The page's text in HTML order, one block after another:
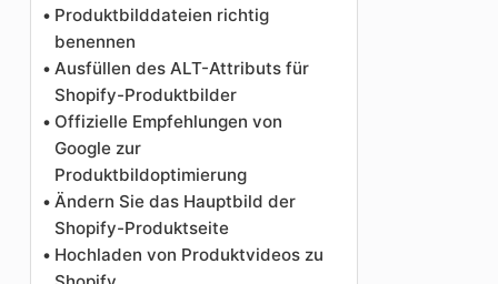
Produktbilddateien richtig
benennen
Ausfüllen des ALT-Attributs für
Shopify-Produktbilder
Offizielle Empfehlungen von
Google zur
Produktbildoptimierung
Ändern Sie das Hauptbild der
Shopify-Produktseite
Hochladen von Produktvideos zu